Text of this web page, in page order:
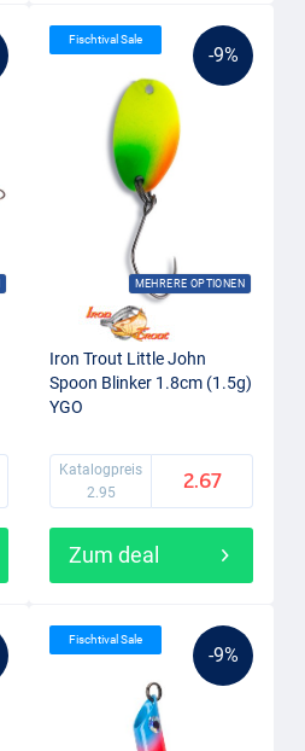
-9%
MEHRERE OPTIONEN
Fischtival Sale
Iron Trout Little John
Spoon Blinker 1.8cm (1.5g)
YGO
Katalogpreis
2.95
2.67
Zum deal
-9%
Fischtival Sale